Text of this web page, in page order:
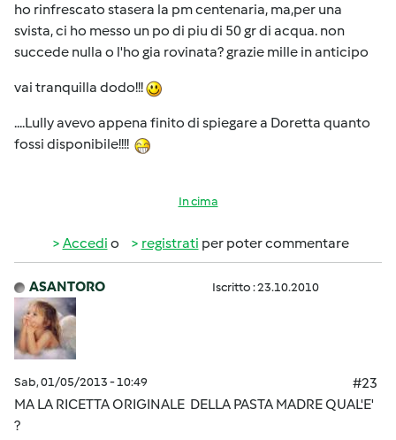
ho rinfrescato stasera la pm centenaria, ma,per una
svista, ci ho messo un po di piu di 50 gr di acqua. non
succede nulla o l'ho gia rovinata? grazie mille in anticipo
vai tranquilla dodo!!!
....Lully avevo appena finito di spiegare a Doretta quanto
fossi disponibile!!!!
In cima
Accedi o registrati per poter commentare
ASANTORO Iscritto : 23.10.2010
Sab, 01/05/2013 - 10:49
#23
MA LA RICETTA ORIGINALE DELLA PASTA MADRE QUAL'E'
?